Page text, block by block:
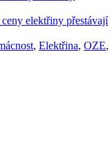
elektřiny přestávají
, Elektřina, OZE,